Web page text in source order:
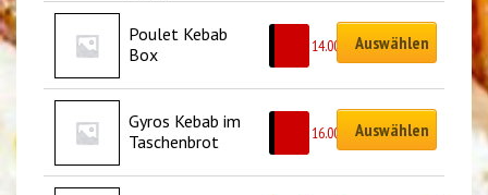
Poulet Kebab
Box
14.00 Auswählen
Gyros Kebab im
Taschenbrot
16.00 Auswählen